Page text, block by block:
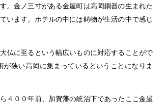
。金ノ三寸がある金屋町は高岡銅器の生まれた
います。ホテルの中には鋳物が生活の中で感じ
仏に至るという幅広いものに対応することがで
狭い高岡に集まっているということになりま
４００年前、加賀藩の統治下であったここ金屋